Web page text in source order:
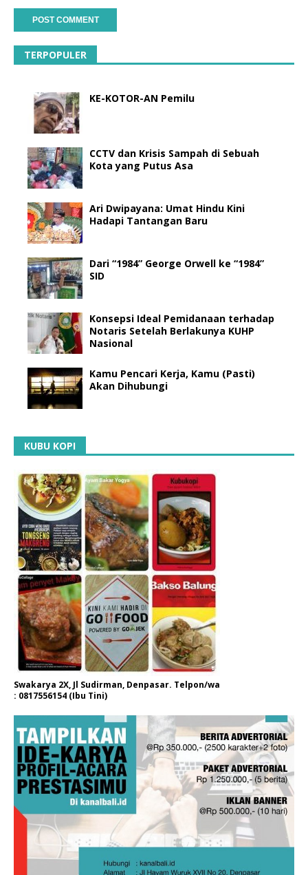
TERPOPULER
KE-KOTOR-AN Pemilu
CCTV dan Krisis Sampah di Sebuah
Kota yang Putus Asa
Ari Dwipayana: Umat Hindu Kini
Hadapi Tantangan Baru
Dari “1984” George Orwell ke “1984”
SID
Konsepsi Ideal Pemidanaan terhadap
Notaris Setelah Berlakunya KUHP
Nasional
Kamu Pencari Kerja, Kamu (Pasti)
Akan Dihubungi
KUBU KOPI
Swakarya 2X, Jl Sudirman, Denpasar. Telpon/wa
: 0817556154 (Ibu Tini)